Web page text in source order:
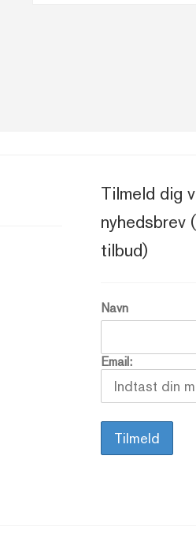
Tilmeld dig
nyhedsbrev
tilbud)
Navn
Email: